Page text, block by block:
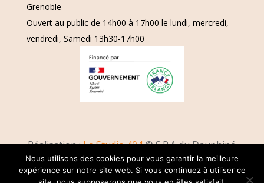
Grenoble
Ouvert au public de 14h00 à 17h00 le lundi, mercredi,
vendredi, Samedi 13h30-17h00
Réalisation :Le Studio 404© S.P.A du Dauphiné
2017-2024 |Mentions légales
Nous utilisons des cookies pour vous garantir la meilleure
expérience sur notre site web. Si vous continuez à utiliser ce